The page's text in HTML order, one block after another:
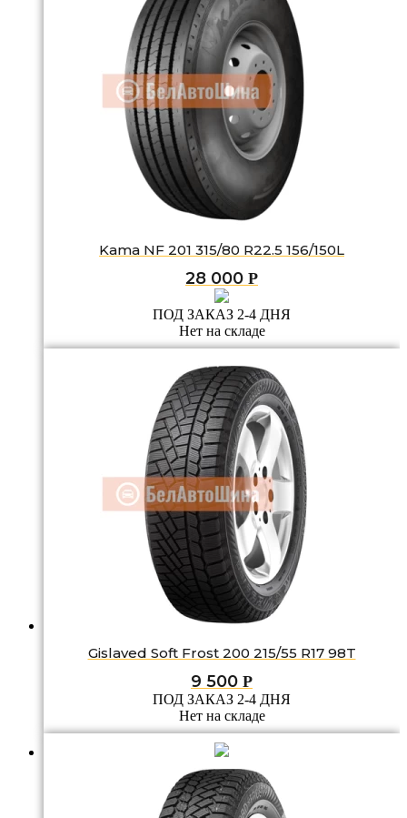
Kama NF 201 315/80 R22.5 156/150L
28 000 Р
ПОД ЗАКАЗ 2-4 ДНЯ
Нет на складе
Gislaved Soft Frost 200 215/55 R17 98T
9 500 Р
ПОД ЗАКАЗ 2-4 ДНЯ
Нет на складе